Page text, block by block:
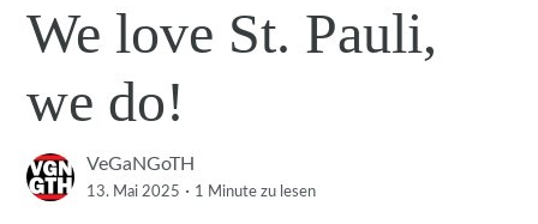
We love St. Pauli,
we do!
VeGaNGoTH
13. Mai 2025 · 1 Minute zu lesen